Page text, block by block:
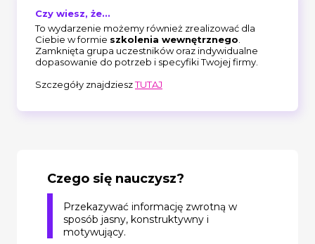
Czy wiesz, że...
To wydarzenie możemy również zrealizować dla
Ciebie w formie szkolenia wewnętrznego
Zamknięta grupa uczestników oraz indywidualne
dopasowanie do potrzeb i specyfiki Twojej firmy.
Szczegóły znajdzieszTUTAJ
Czego się nauczysz?
Przekazywać informację zwrotną w
sposób jasny, konstruktywny i
motywujący.